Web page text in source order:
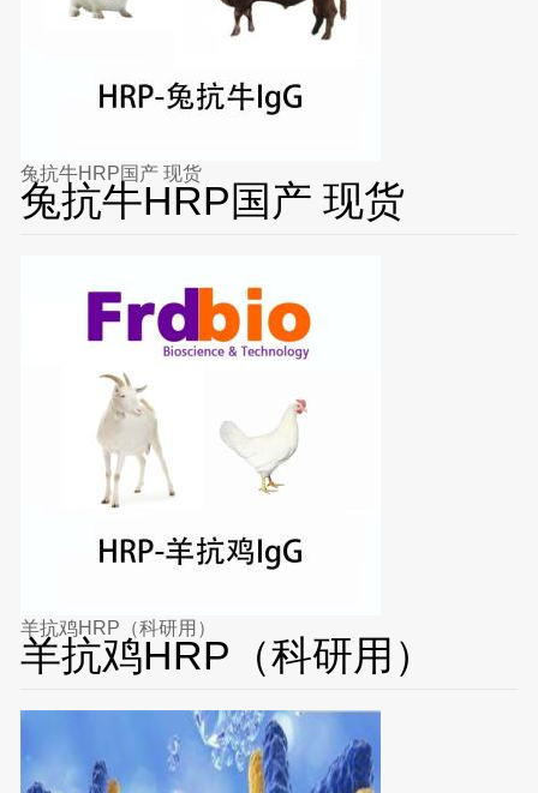
兔抗牛HRP国产 现货
兔抗牛HRP国产 现货
羊抗鸡HRP（科研用）
羊抗鸡HRP（科研用）